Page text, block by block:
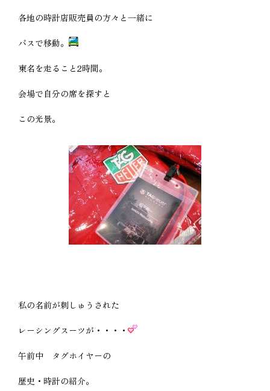
各地の時計店販売員の方々と一緒に
バスで移動。
東名を走ること2時間。
会場で自分の席を探すと
この光景。
私の名前が刺しゅうされた
レーシングスーツが・・・・
午前中 タグホイヤーの
歴史・時計の紹介。